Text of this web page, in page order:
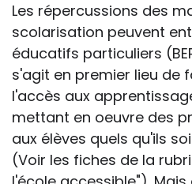
Les répercussions des
scolarisation peuvent
éducatifs particuliers
s'agit en premier lieu de
l'accès aux
mettant en oeuvre des
aux élèves quels qu'ils
(Voir les fiches de la